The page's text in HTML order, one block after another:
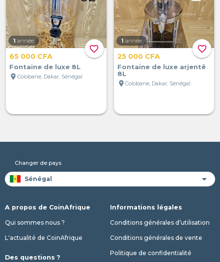
favorite_border
1 année
65 000 CFA
Fontaine de luxe 8L
location_on Colobane, Dakar, Sénégal
favorite_border
1 année
25 000 CFA
Fontaine de luxe arjentê
8L
location_on Colobane, Dakar, Sénégal
Changer de pays
A propos de CoinAfrique
Qui sommes nous ?
L'actualité de CoinAfrique
Des questions ?
Informations légales
Conditions générales d’utilisation
Conditions générales de vente
Politique de confidentialité